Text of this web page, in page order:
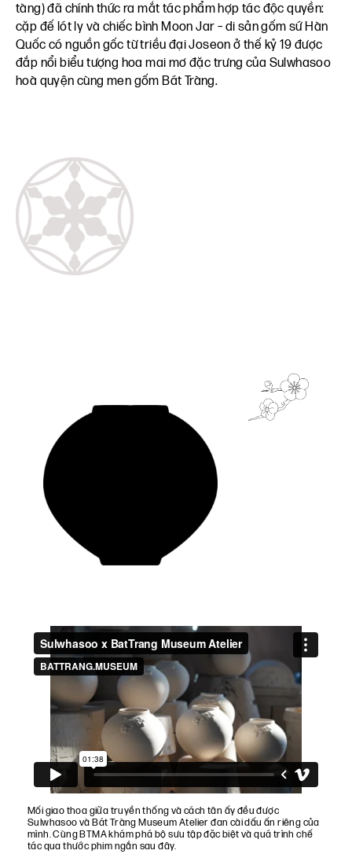
tàng) đã chính thức ra mắt tác phẩm hợp tác độc quyền:
cặp đế lót ly và chiếc bình Moon Jar – di sản gốm sứ Hàn
Quốc có nguồn gốc từ triều đại Joseon ở thế kỷ 19 được
đắp nổi biểu tượng hoa mai mơ đặc trưng của Sulwhasoo
hoà quyện cùng men gốm Bát Tràng.
Mối giao thoa giữa truyền thống và cách tân ấy đều được
Sulwhasoo và Bát Tràng Museum Atelier đan cài dấu ấn riêng của
mình. Cùng BTMA khám phá bộ sưu tập đặc biệt và quá trình chế
tác qua thước phim ngắn sau đây.